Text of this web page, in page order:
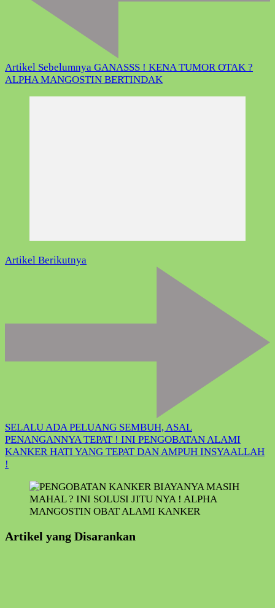
Artikel Sebelumnya GANASSS ! KENA TUMOR OTAK ?
ALPHA MANGOSTIN BERTINDAK
Artikel Berikutnya
SELALU ADA PELUANG SEMBUH, ASAL
PENANGANNYA TEPAT ! INI PENGOBATAN ALAMI
KANKER HATI YANG TEPAT DAN AMPUH INSYAALLAH
!
Artikel yang Disarankan